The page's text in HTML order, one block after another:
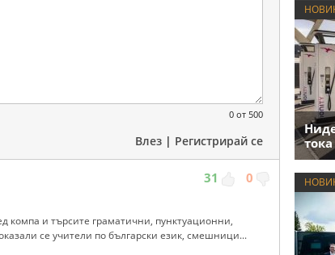
0 от 500
Влез | Регистрирай се
31 0
компа и търсите граматични, пунктуационни,
се учители по български език, смешници...